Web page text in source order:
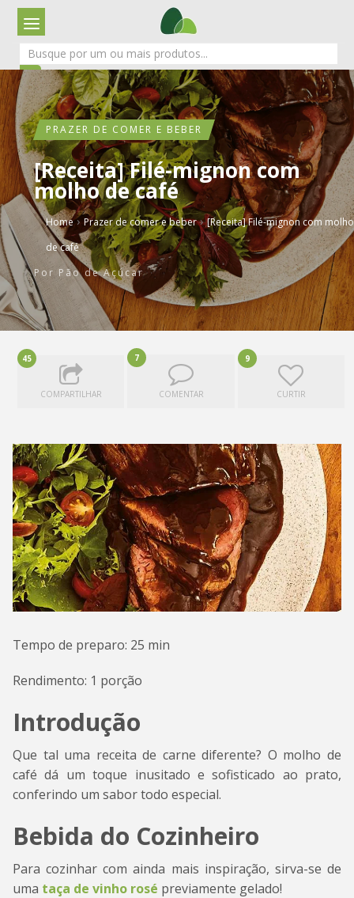
PRAZER DE COMER E BEBER
[Receita] Filé-mignon com
molho de café
Home › Prazer de comer e beber › [Receita] Filé-mignon com molho
de café
PorPão de Açúcar
45
COMPARTILHAR
7
COMENTAR
9
CURTIR
Tempo de preparo: 25 min
Rendimento: 1 porção
Introdução
Que tal uma receita de carne diferente? O molho de
café dá um toque inusitado e sofisticado ao prato,
conferindo um sabor todo especial.
Bebida do Cozinheiro
Para cozinhar com ainda mais inspiração, sirva-se de
uma taça de vinho rosé previamente gelado!